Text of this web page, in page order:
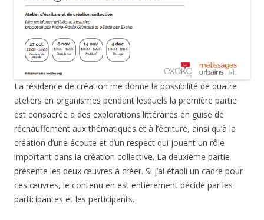
La résidence de création me donne la possibilité de quatre
ateliers en organismes pendant lesquels la première partie
est consacrée a des explorations littéraires en guise de
réchauffement aux thématiques et à l’écriture, ainsi qu’à la
création d’une écoute et d’un respect qui jouent un rôle
important dans la création collective. La deuxième partie
présente les deux œuvres à créer. Si j’ai établi un cadre pour
ces œuvres, le contenu en est entièrement décidé par les
participantes et les participants.